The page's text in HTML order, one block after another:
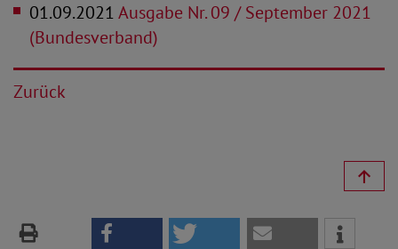
01.09.2021Ausgabe Nr. 09 / September 2021
(Bundesverband)
Zurück